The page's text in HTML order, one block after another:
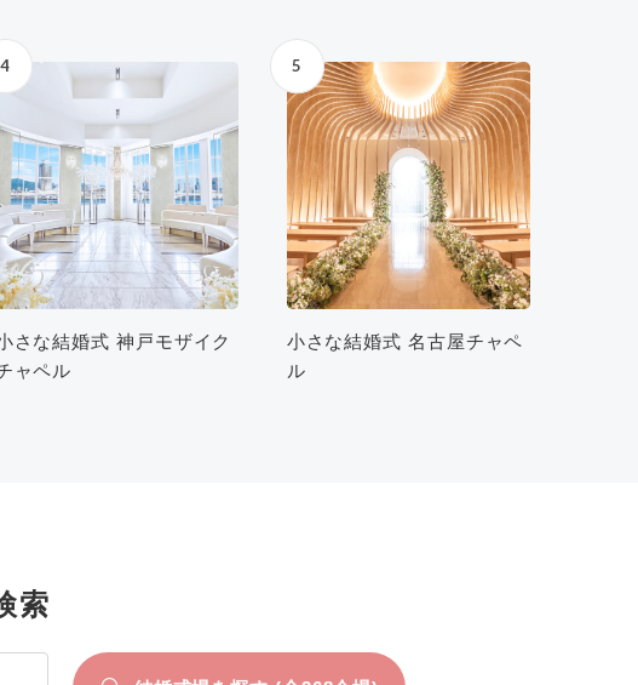
4
さな結婚式 神戸モザイク
ャペル
5
小さな結婚式 名古屋チャペ
ル
索